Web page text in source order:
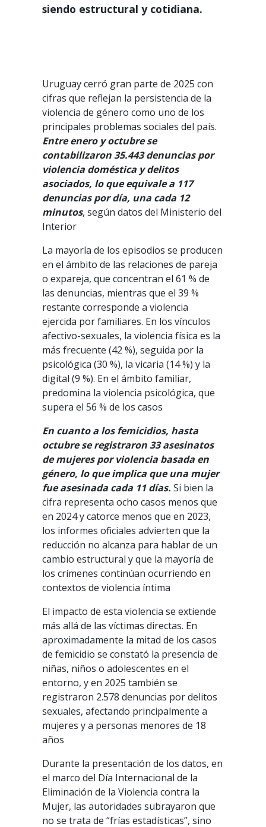
siendo estructural y cotidiana.
Uruguay cerró gran parte de 2025 con
cifras que reflejan la persistencia de la
violencia de género como uno de los
principales problemas sociales del país.
Entre enero y octubre se
contabilizaron 35.443 denuncias por
violencia doméstica y delitos
asociados, lo que equivale a 117
denuncias por día, una cada 12
minutos, según datos del Ministerio del
Interior
La mayoría de los episodios se producen
en el ámbito de las relaciones de pareja
o expareja, que concentran el 61 % de
las denuncias, mientras que el 39 %
restante corresponde a violencia
ejercida por familiares. En los vínculos
afectivo-sexuales, la violencia física es la
más frecuente (42 %), seguida por la
psicológica (30 %), la vicaria (14 %) y la
digital (9 %). En el ámbito familiar,
predomina la violencia psicológica, que
supera el 56 % de los casos
En cuanto a los femicidios, hasta
octubre se registraron 33 asesinatos
de mujeres por violencia basada en
género, lo que implica que una mujer
fue asesinada cada 11 días. Si bien la
cifra representa ocho casos menos que
en 2024 y catorce menos que en 2023,
los informes oficiales advierten que la
reducción no alcanza para hablar de un
cambio estructural y que la mayoría de
los crímenes continúan ocurriendo en
contextos de violencia íntima
El impacto de esta violencia se extiende
más allá de las víctimas directas. En
aproximadamente la mitad de los casos
de femicidio se constató la presencia de
niñas, niños o adolescentes en el
entorno, y en 2025 también se
registraron 2.578 denuncias por delitos
sexuales, afectando principalmente a
mujeres y a personas menores de 18
años
Durante la presentación de los datos, en
el marco del Día Internacional de la
Eliminación de la Violencia contra la
Mujer, las autoridades subrayaron que
no se trata de “frías estadísticas”, sino